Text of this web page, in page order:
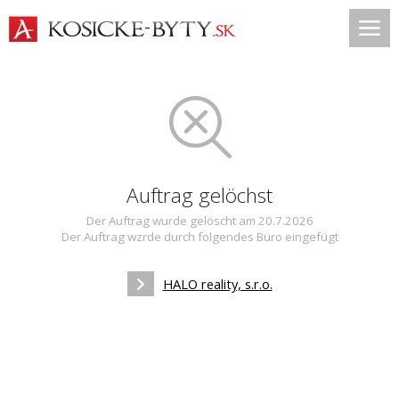
Auftrag gelöchst
Der Auftrag wurde gelöscht am 20.7.2026
Der Auftrag wzrde durch folgendes Büro eingefügt
HALO reality, s.r.o.